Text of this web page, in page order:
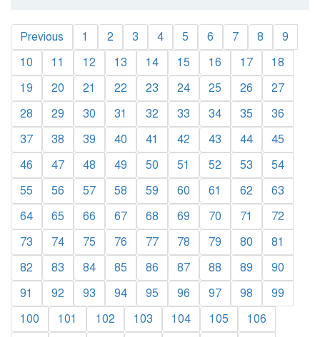
Previous 1 2 3 4 5 6 7 8
9
10
11 12 13 14 15 16 17
18
19
20 21 22 23 24 25 26
27
28
29 30 31 32 33 34 35
36
37
38 39 40 41 42 43 44
45
46
47 48 49 50 51 52 53
54
55
56 57 58 59 60 61 62
63
64
65 66 67 68 69 70 71
72
73
74 75 76 77 78 79 80
81
82
83 84 85 86 87 88 89
90
91
92 93 94 95 96 97 98
99
100
101 102 103 104 105
106